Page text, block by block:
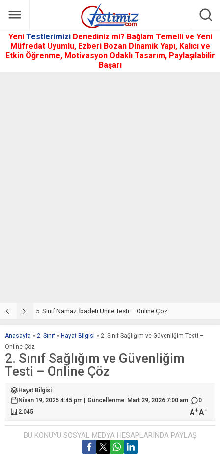
Yeni Testlerimizi Denediniz mi? Bağlam Temelli ve Yeni
Müfredat Uyumlu, Ezberi Bozan Dinamik Yapı, Kalıcı ve
Etkin Öğrenme, Motivasyon Odaklı Tasarım, Paylaşılabilir
Başarı
5. Sınıf Namaz İbadeti Ünite Testi – Online Çöz
Anasayfa » 2. Sınıf » Hayat Bilgisi » 2. Sınıf Sağlığım ve Güvenliğim Testi –
Online Çöz
2. Sınıf Sağlığım ve Güvenliğim
Testi – Online Çöz
Hayat Bilgisi
Nisan 19, 2025 4:45 pm | Güncellenme: Mart 29, 2026 7:00 am
0
2.045
A+A-
BU KONUYU SOSYAL MEDYA HESAPLARINDA PAYLAŞ